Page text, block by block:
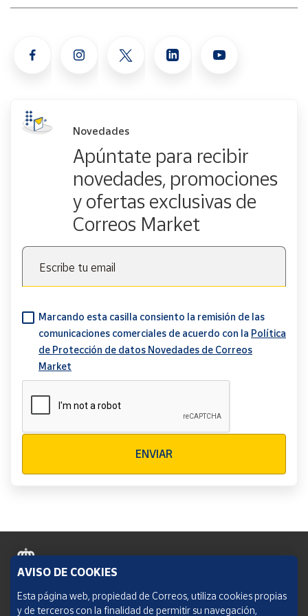
correcta.
Hacer un puzzle es más que solo unir piezas; es un viaje de
proceso y completar cualquier puzzle que elijas.
Advertencia por seguridad: No es apto para niños menores
de 3 años debido a que puede existir peligro de asfixia por
la posible presencia de piezas pequeñas.
Novedades
Apúntate para recibir
novedades, promociones
y ofertas exclusivas de
Correos Market
Escribe tu email
Marcando esta casilla consiento la remisión de las
comunicaciones comerciales de acuerdo con la Política
de Protección de datos Novedades de Correos
Market
ENVIAR
Política de cookies
AVISO DE COOKIES
Esta página web, propiedad de Correos, utiliza cookies propias
y de terceros con la finalidad de permitir su navegación,